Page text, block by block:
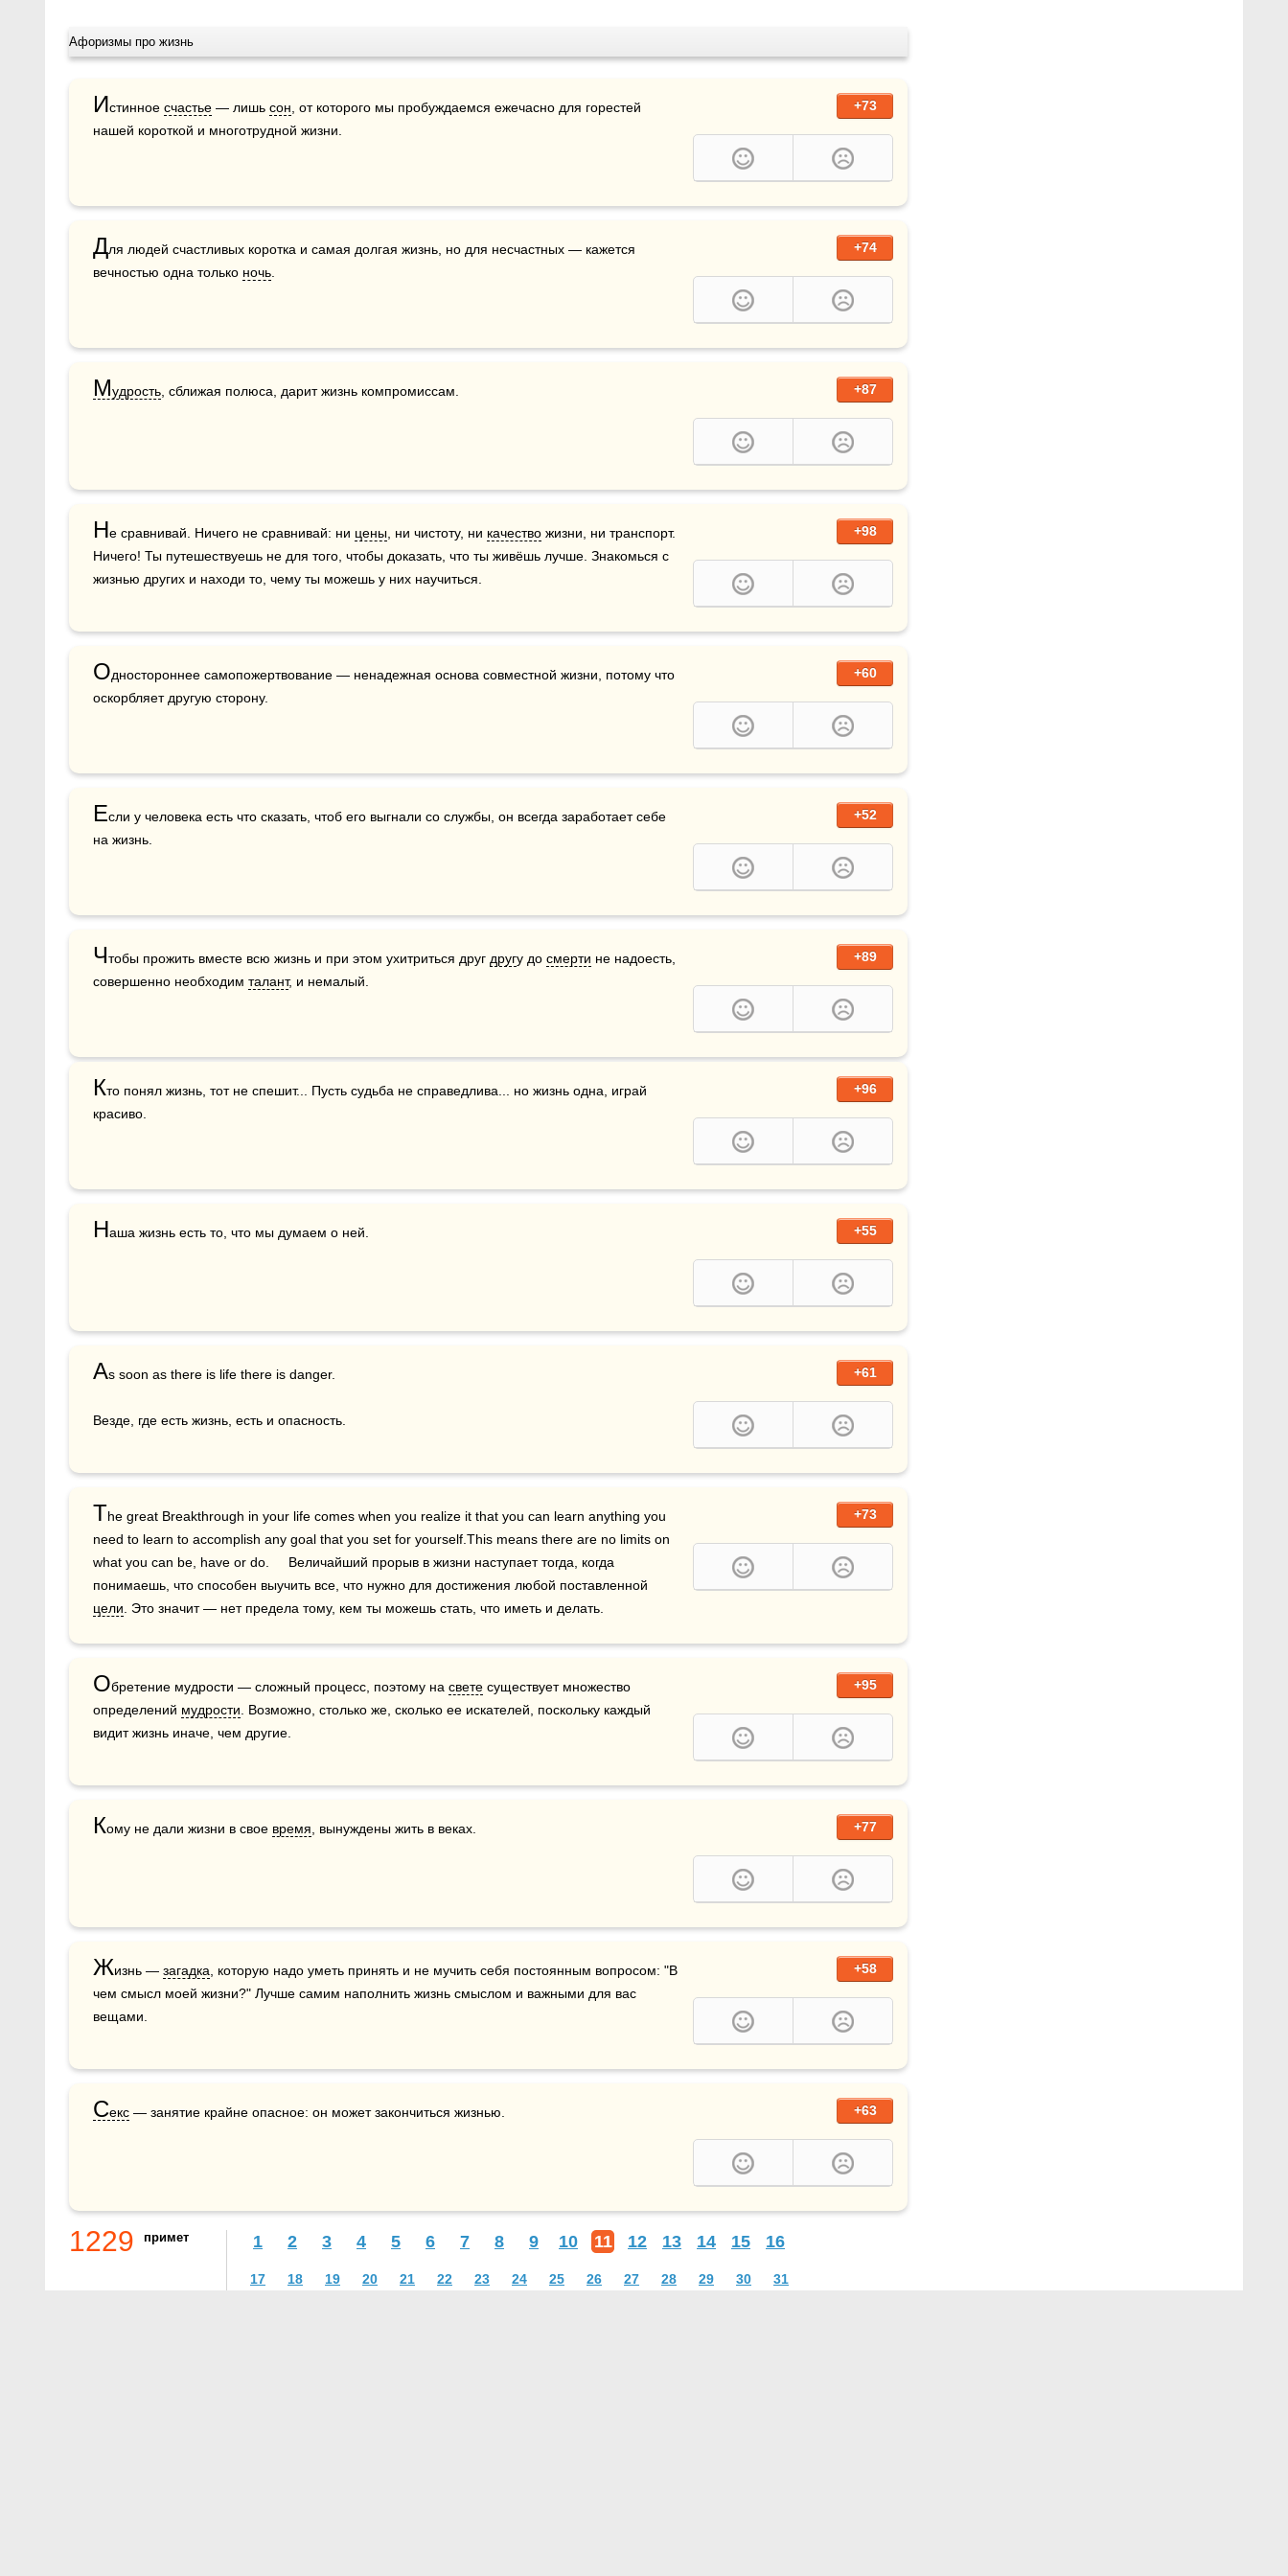
Афоризмы про жизнь
+73
Истинное счастье — лишь сон , от которого мы пробуждаемся ежечасно для горестей
нашей короткой и многотрудной жизни.
+74
Для людей счастливых коротка и самая долгая жизнь, но для несчастных — кажется
вечностью одна только ночь
+87
Мудрость , сближая полюса, дарит жизнь компромиссам.
+98
Не сравнивай. Ничего не сравнивай: ни цены , ни чистоту, ни качество жизни, ни транспорт.
Ничего! Ты путешествуешь не для того, чтобы доказать, что ты живёшь лучше. Знакомься с
жизнью других и находи то, чему ты можешь у них научиться.
+60
Одностороннее самопожертвование — ненадежная основа совместной жизни, потому что
оскорбляет другую сторону.
+52
Если у человека есть что сказать, чтоб его выгнали со службы, он всегда заработает себе
на жизнь.
+89
Чтобы прожить вместе всю жизнь и при этом ухитриться друг другу до смерти не надоесть,
совершенно необходим талант, и немалый.
+96
Кто понял жизнь, тот не спешит... Пусть судьба не справедлива... но жизнь одна, играй
красиво.
+55
Наша жизнь есть то, что мы думаем о ней.
+61
As soon as there is life there is danger.
Везде, где есть жизнь, есть и опасность.
+73
The great Breakthrough in your life comes when you realize it that you can learn anything you
need to learn to accomplish any goal that you set for yourself.This means there are no limits on
what you can be, have or do.     Величайший прорыв в жизни наступает тогда, когда
цели . Это значит — нет предела тому, кем ты можешь стать, что иметь и делать.
+95
Обретение мудрости — сложный процесс, поэтому на свете существует множество
определений мудрости . Возможно, столько же, сколько ее искателей, поскольку каждый
видит жизнь иначе, чем другие.
+77
Кому не дали жизни в свое время , вынуждены жить в веках.
+58
Жизнь — загадка , которую надо уметь принять и не мучить себя постоянным вопросом: "В
чем смысл моей жизни?" Лучше самим наполнить жизнь смыслом и важными для вас
вещами.
+63
Секс — занятие крайне опасное: он может закончиться жизнью.
1229 примет 1 2 3 4 5 6 7 8 9 10 11 12 13 14 15 16
17 18 19 20 21 22 23 24 25 26 27 28 29 30 31